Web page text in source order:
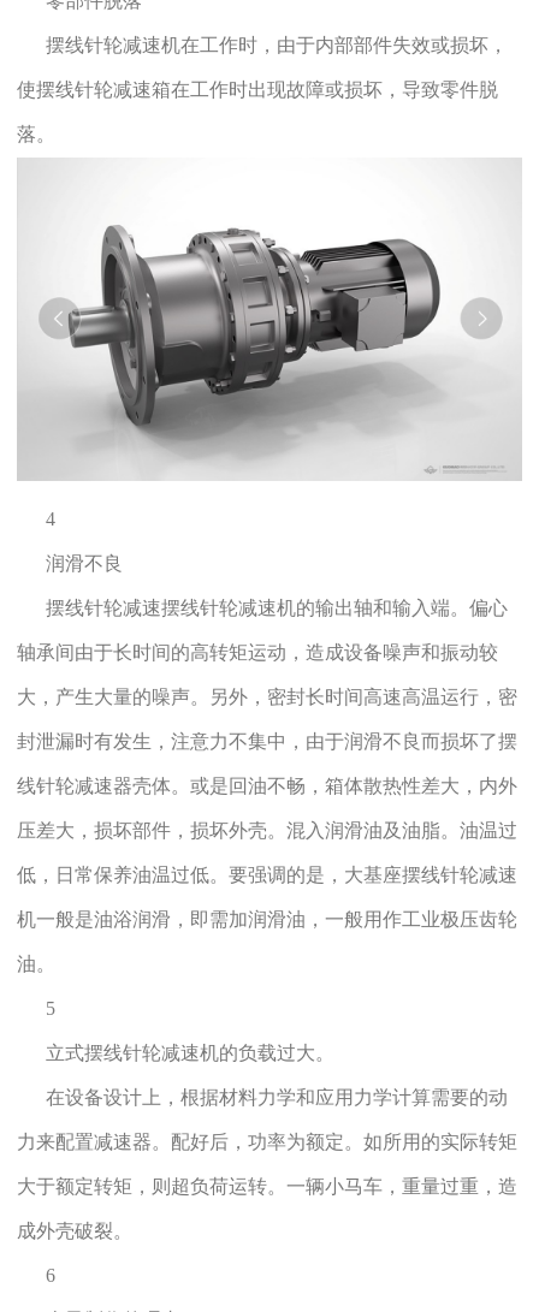
摆线针轮减速机在工作时，由于内部部件失效或损坏，
使摆线针轮减速箱在工作时出现故障或损坏，导致零件脱
落。
4
润滑不良
摆线针轮减速摆线针轮减速机的输出轴和输入端。偏心
轴承间由于长时间的高转矩运动，造成设备噪声和振动较
大，产生大量的噪声。另外，密封长时间高速高温运行，密
封泄漏时有发生，注意力不集中，由于润滑不良而损坏了摆
线针轮减速器壳体。或是回油不畅，箱体散热性差大，内外
压差大，损坏部件，损坏外壳。混入润滑油及油脂。油温过
低，日常保养油温过低。要强调的是，大基座摆线针轮减速
机一般是油浴润滑，即需加润滑油，一般用作工业极压齿轮
油。
5
立式摆线针轮减速机的负载过大。
在设备设计上，根据材料力学和应用力学计算需要的动
力来配置减速器。配好后，功率为额定。如所用的实际转矩
大于额定转矩，则超负荷运转。一辆小马车，重量过重，造
成外壳破裂。
6